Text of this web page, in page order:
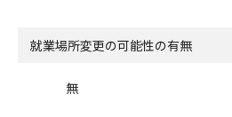
就業場所変更の可能性の有無
無